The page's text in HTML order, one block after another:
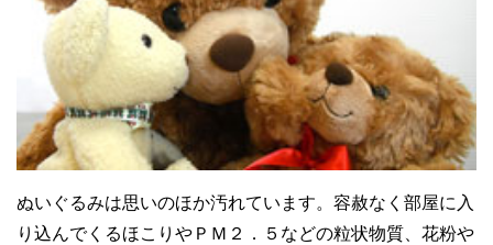
ぬいぐるみは思いのほか汚れています。容赦なく部屋に入
り込んでくるほこりやＰＭ２．５などの粒状物質、花粉や